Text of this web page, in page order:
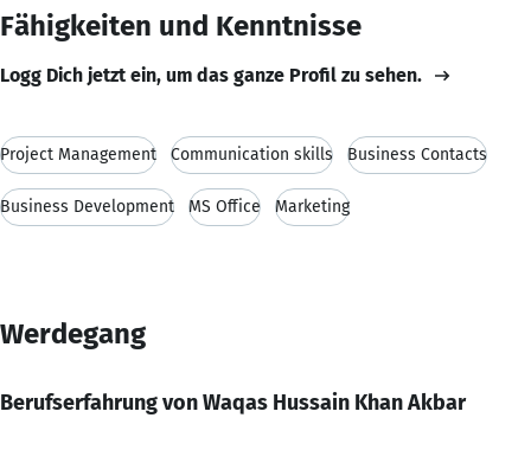
Fähigkeiten und Kenntnisse
Logg Dich jetzt ein, um das ganze Profil zu sehen.
Project Management Communication skills Business Contacts
Business Development MS Office Marketing
Werdegang
Berufserfahrung von Waqas Hussain Khan Akbar